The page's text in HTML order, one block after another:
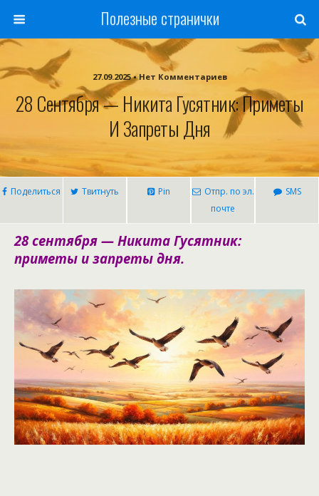
Полезные странички
27.09.2025 • Нет Комментариев
28 Сентября — Никита Гусятник: Приметы
И Запреты Дня
Поделиться Твитнуть Pin
Отпр. по эл.
почте
SMS
28 сентября — Никита Гусятник:
приметы и запреты дня.